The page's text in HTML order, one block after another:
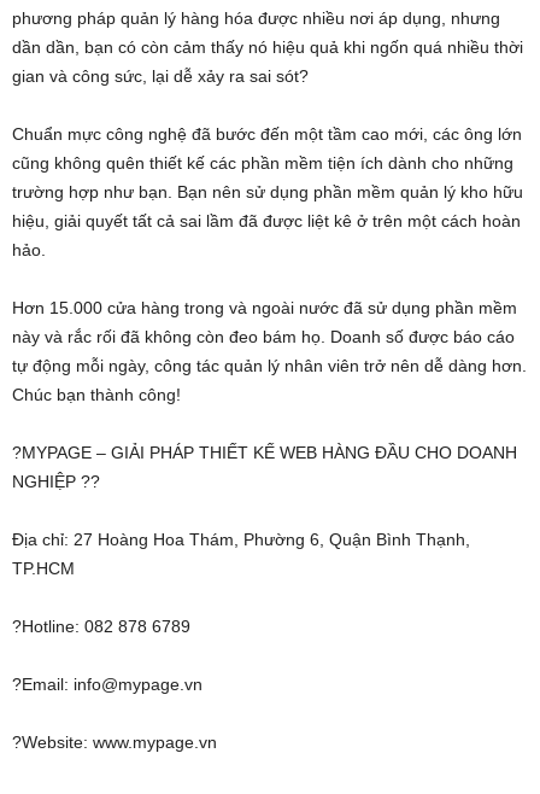
phương pháp quản lý hàng hóa được nhiều nơi áp dụng, nhưng
dần dần, bạn có còn cảm thấy nó hiệu quả khi ngốn quá nhiều thời
gian và công sức, lại dễ xảy ra sai sót?
Chuẩn mực công nghệ đã bước đến một tầm cao mới, các ông lớn
cũng không quên thiết kế các phần mềm tiện ích dành cho những
trường hợp như bạn. Bạn nên sử dụng phần mềm quản lý kho hữu
hiệu, giải quyết tất cả sai lầm đã được liệt kê ở trên một cách hoàn
hảo.
Hơn 15.000 cửa hàng trong và ngoài nước đã sử dụng phần mềm
này và rắc rối đã không còn đeo bám họ. Doanh số được báo cáo
tự động mỗi ngày, công tác quản lý nhân viên trở nên dễ dàng hơn.
Chúc bạn thành công!
?MYPAGE – GIẢI PHÁP THIẾT KẾ WEB HÀNG ĐẦU CHO DOANH
NGHIỆP ??
Địa chỉ: 27 Hoàng Hoa Thám, Phường 6, Quận Bình Thạnh,
TP.HCM
?Hotline: 082 878 6789
?Email: info@mypage.vn
?Website: www.mypage.vn